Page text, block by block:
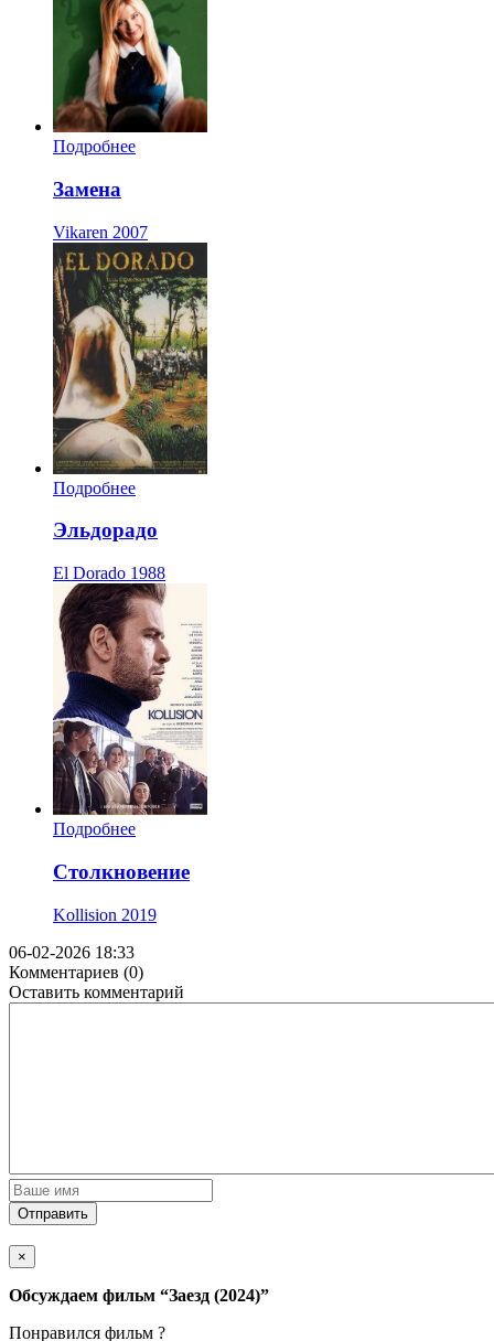
Подробнее
Замена
Vikaren 2007
Подробнее
Эльдорадо
El Dorado 1988
Подробнее
Столкновение
Kollision 2019
06-02-2026 18:33
Комментариев (0)
Оставить комментарий
Отправить
×
Обсуждаем фильм “Заезд (2024)”
Понравился фильм ?